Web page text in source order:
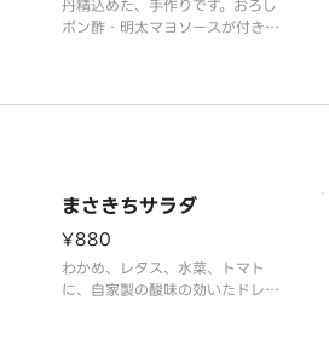
丹精込めた、手作りです。おろし
ポン酢・明太マヨソースが付きま
まさきちサラダ
¥880
わかめ、レタス、水菜、トマト
に、自家製の酸味の効いたドレッ